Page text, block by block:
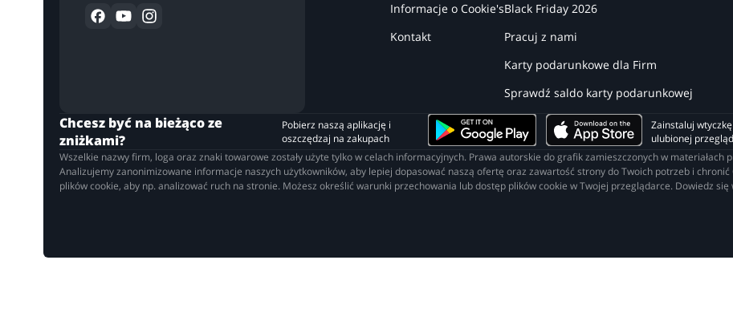
Informacje o Cookie's
Kontakt
Black Friday 2026
Pracuj z nami
Karty podarunkowe dla Firm
Sprawdź saldo karty podarunkowej
Chcesz być na bieżąco ze
zniżkami?
Pobierz naszą aplikację i
oszczędzaj na zakupach
Zainstaluj
ulubionej
Wszelkie nazwy firm, loga oraz znaki towarowe zostały użyte tylko w celach informacyjnych. Prawa autorskie do grafik zamieszczonych w
Analizujemy zanonimizowane informacje naszych użytkowników, aby lepiej dopasować naszą ofertę oraz zawartość strony do Twoich potrzeb i
plików cookie, aby np. analizować ruch na stronie. Możesz określić warunki przechowania lub dostęp plików cookie w Twojej przeglądarce. Dowiedz się